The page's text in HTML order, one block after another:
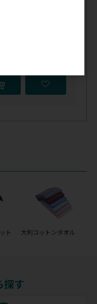
ト 大判コットンタオル
探す